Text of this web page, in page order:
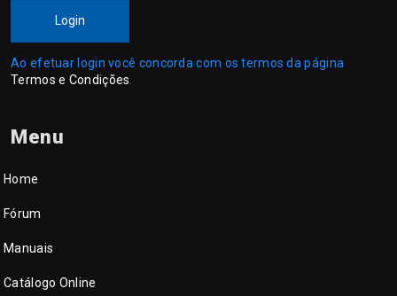
Login
Ao efetuar login você concorda com os termos da página
Termos e Condições
Menu
Home
Fórum
Manuais
Catálogo Online